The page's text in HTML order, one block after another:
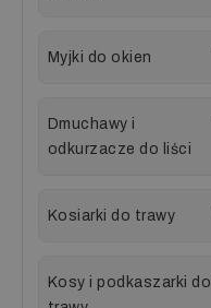
Myjki do okien
Dmuchawy i
odkurzacze do liści
Kosiarki do trawy
Kosy i podkaszarki do